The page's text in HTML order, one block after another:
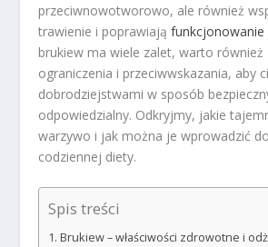
przeciwnowotworowo, ale również
trawienie i poprawiająfunkcjonowanie
brukiew ma wiele zalet, warto również
ograniczenia i przeciwwskazania, aby
dobrodziejstwami w sposób
odpowiedzialny. Odkryjmy, jakie
warzywo i jak można je wprowadzić
codziennej diety.
Spis treści
Brukiew – właściwości zdrowotne i